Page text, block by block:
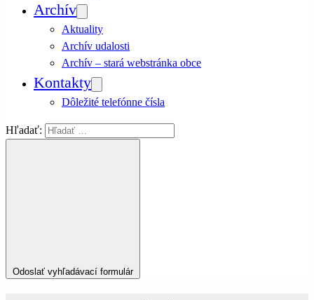
Archív
Aktuality
Archív udalosti
Archív – stará webstránka obce
Kontakty
Dôležité telefónne čísla
Hľadať:
Odoslať vyhľadávací formulár